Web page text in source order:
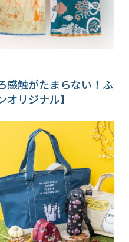
感触がたまらない！ふ
リジナル】